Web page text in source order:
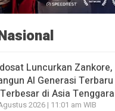
Luncurkan Zankore,
AI Generasi Terbaru
di Asia Tenggara
2026 | 11:01 am WIB